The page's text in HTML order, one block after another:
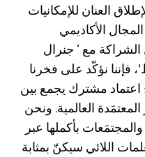
العنان للإمكانيات
الأكاديمي
مع ’ جنرال
فإننا نؤكّد على فخرنا
اعتماد مشترك يجمع بين
المعتمَدة العالمية. ونحن
بأكملها عبر
اللائي سيكنّ بمثابة